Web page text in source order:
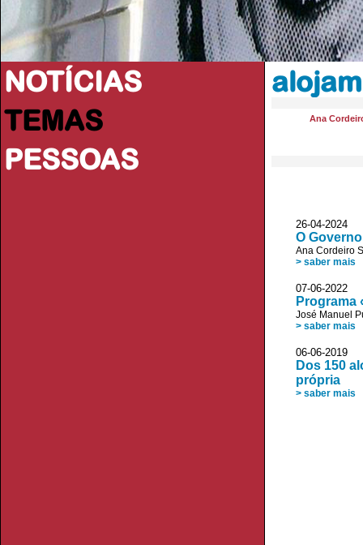
NOTÍCIAS
TEMAS
PESSOAS
Ana
26-04-
O
Ana Cordeiro
> saber mais
07-06-
Programa
José Manuel
> saber mais
06-06-2019
Dos 150
própria
> saber mais